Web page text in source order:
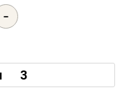
-
3